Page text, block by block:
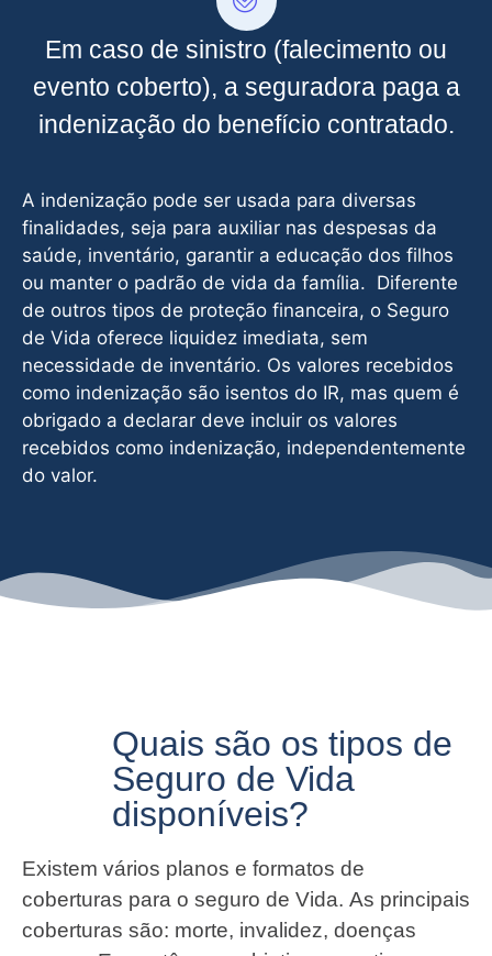
Em caso de sinistro (falecimento ou
evento coberto), a seguradora paga a
indenização do benefício contratado.
A indenização pode ser usada para diversas
finalidades, seja para auxiliar nas despesas da
saúde, inventário, garantir a educação dos filhos
ou manter o padrão de vida da família. Diferente
de outros tipos de proteção financeira, o Seguro
de Vida oferece liquidez imediata, sem
necessidade de inventário. Os valores recebidos
como indenização são isentos do IR, mas quem é
obrigado a declarar deve incluir os valores
recebidos como indenização, independentemente
do valor.
Quais são os tipos de
Seguro de Vida
disponíveis?
Existem vários planos e formatos de
coberturas para o seguro de Vida. As principais
coberturas são: morte, invalidez, doenças